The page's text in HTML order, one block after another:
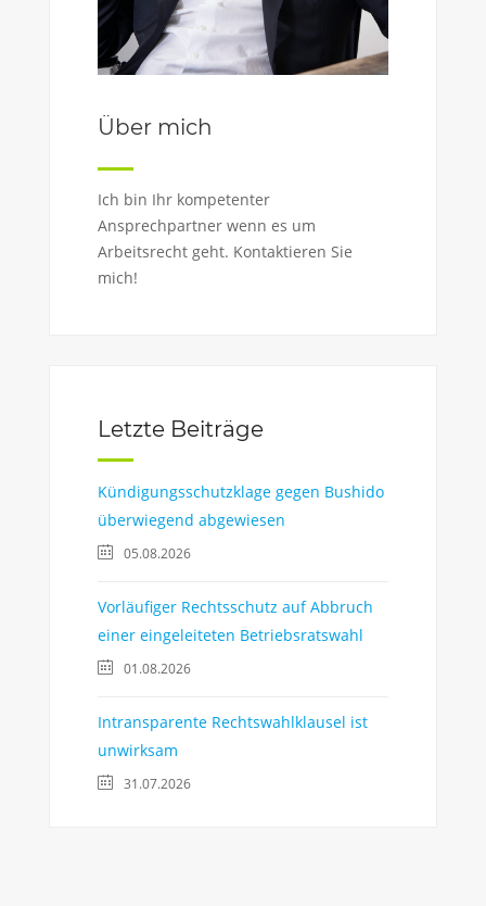
Über mich
Ich bin Ihr kompetenter
Ansprechpartner wenn es um
Arbeitsrecht geht. Kontaktieren Sie
mich!
Letzte Beiträge
Kündigungsschutzklage gegen Bushido
überwiegend abgewiesen
05.08.2026
Vorläufiger Rechtsschutz auf Abbruch
einer eingeleiteten Betriebsratswahl
01.08.2026
Intransparente Rechtswahlklausel ist
unwirksam
31.07.2026